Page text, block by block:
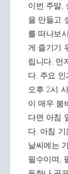
이번 주말,
을 만들고
를 떠나보
게 즐기기
립니다. 먼
다. 주요
오후 2시
이 매우 붐
다면 아침
다. 아침
날씨에는
필수이며,